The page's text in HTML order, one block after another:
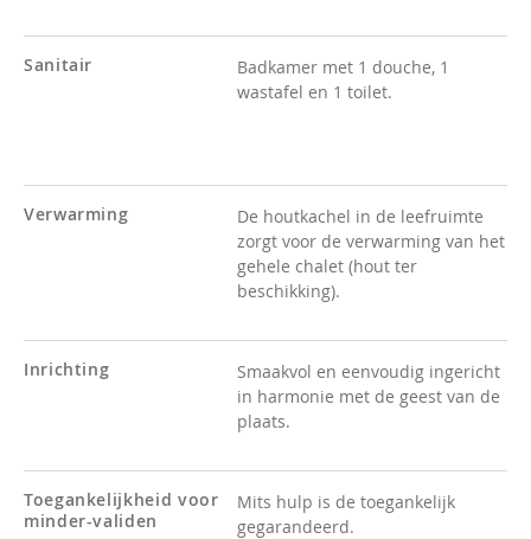
Sanitair
Badkamer met 1 douche, 1
wastafel en 1 toilet.
Verwarming
De houtkachel in de leefruimte
zorgt voor de verwarming van het
gehele chalet (hout ter
beschikking).
Inrichting
Smaakvol en eenvoudig ingericht
in harmonie met de geest van de
plaats.
Toegankelijkheid voor
minder-validen
Mits hulp is de toegankelijk
gegarandeerd.